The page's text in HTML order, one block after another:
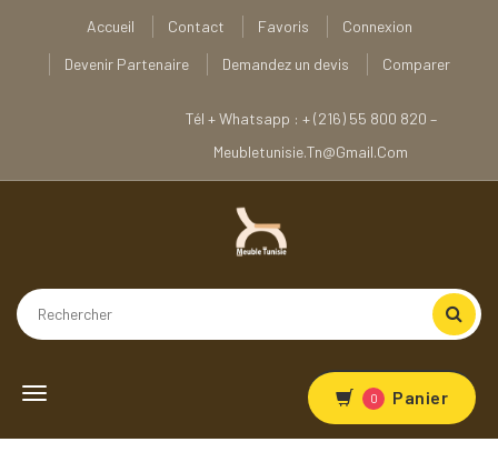
Accueil Contact Favoris
Connexion
Devenir Partenaire
Demandez un devis Comparer
Tél + Whatsapp : + (216) 55 800 820 –
Meubletunisie.tn@gmail.com
Toggle
0 Panier